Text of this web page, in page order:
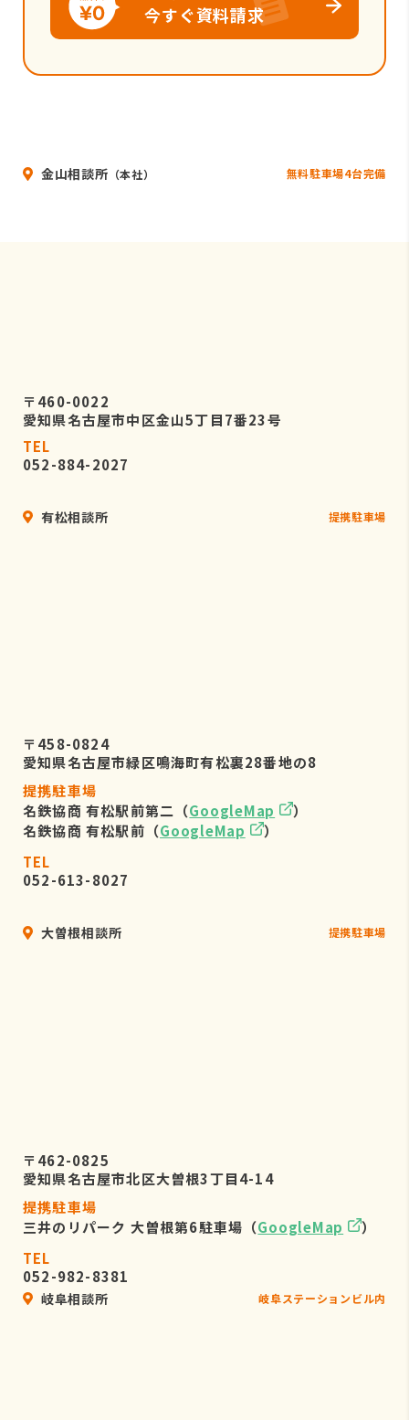
今すぐ資料請求
金山相談所 （本社） 無料駐車場4台完備
〒460-0022
愛知県名古屋市中区金山5丁目7番23号
TEL
052-884-2027
有松相談所 提携駐車場
〒458-0824
愛知県名古屋市緑区鳴海町有松裏28番地の8
提携駐車場
名鉄協商 有松駅前第二（GoogleMap
）
名鉄協商 有松駅前（GoogleMap
）
TEL
052-613-8027
大曽根相談所 提携駐車場
〒462-0825
愛知県名古屋市北区大曽根3丁目4-14
提携駐車場
三井のリパーク 大曽根第6駐車場（GoogleMap
）
TEL
052-982-8381
岐阜相談所 岐阜ステーションビル内